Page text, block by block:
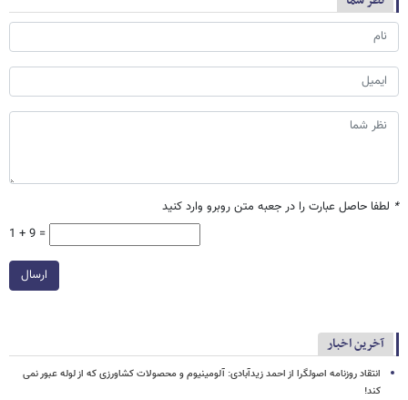
* لطفا حاصل عبارت را در جعبه متن روبرو وارد کنید
1 + 9 =
ارسال
آخرین اخبار
انتقاد روزنامه اصولگرا از احمد زیدآبادی: آلومینیوم و محصولات کشاورزی که از لوله عبور نمی
کند!